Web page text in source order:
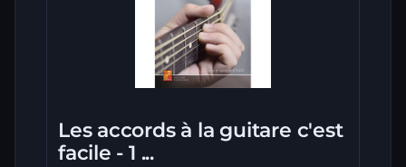
Les accords à la guitare c'est
facile - 1 ...